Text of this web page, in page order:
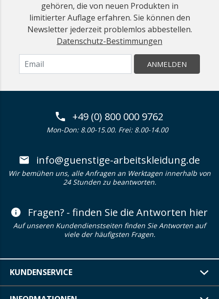
gehören, die von neuen Produkten in
limitierter Auflage erfahren. Sie können den
Newsletter jederzeit problemlos abbestellen.
Datenschutz-Bestimmungen
ANMELDEN
+49 (0) 800 000 9762
Mon-Don: 8.00-15.00. Frei: 8.00-14.00
info@guenstige-arbeitskleidung.de
Wir bemühen uns, alle Anfragen an Werktagen innerhalb von
24 Stunden zu beantworten.
Fragen? - finden Sie die Antworten hier
Auf unseren Kundendienstseiten finden Sie Antworten auf
viele der häufigsten Fragen.
KUNDENSERVICE